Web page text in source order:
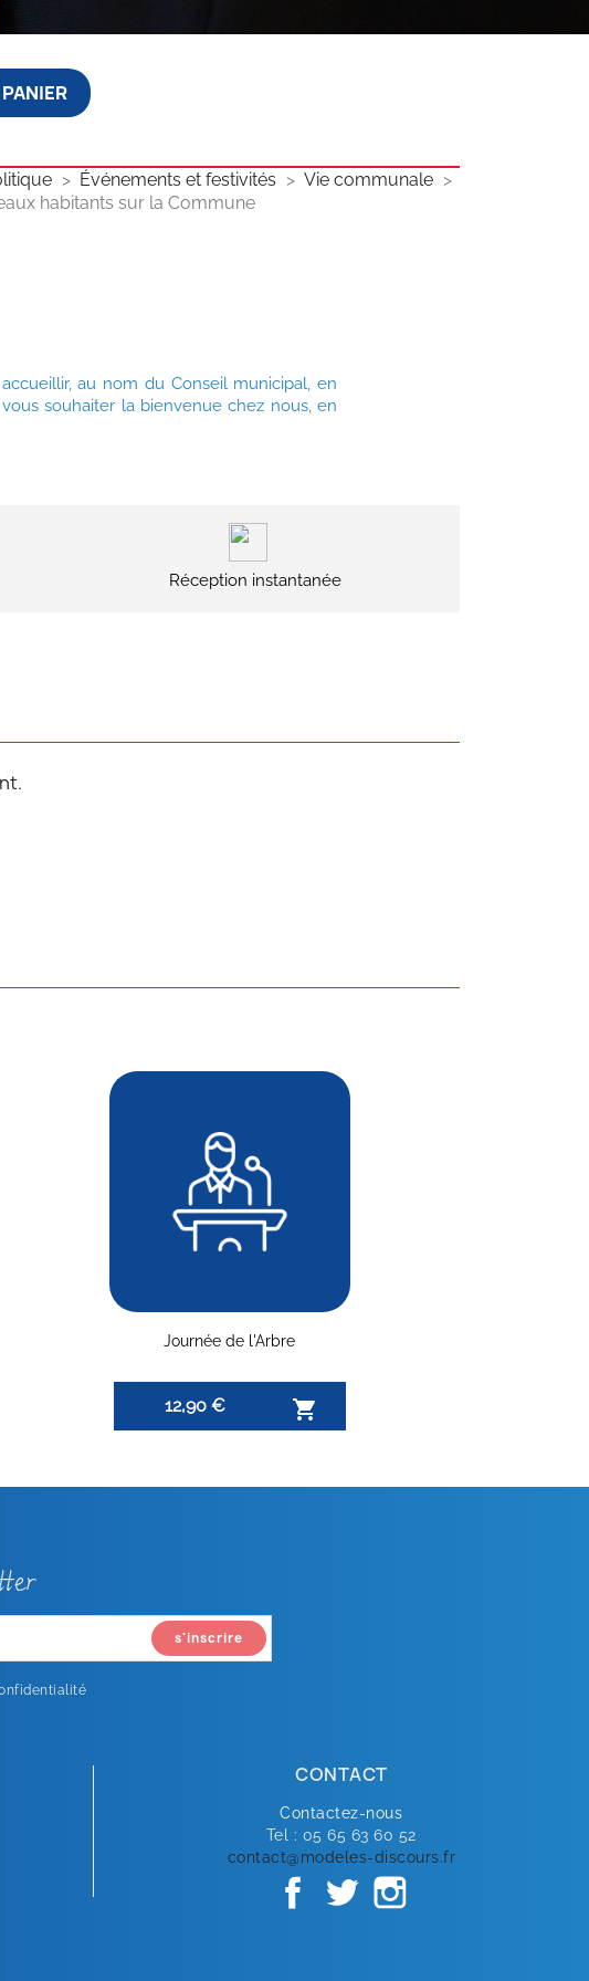
Événements et festivités
Vie communale
habitants sur la Commune
au nom du Conseil municipal, en
souhaiter la bienvenue chez nous, en
Réception instantanée
Journée de l'Arbre
12,90 € 
CONTACT
Contactez-nous
Tel : 05 65 63 60 52
contact@modeles-discours.fr
FacebookTwitter